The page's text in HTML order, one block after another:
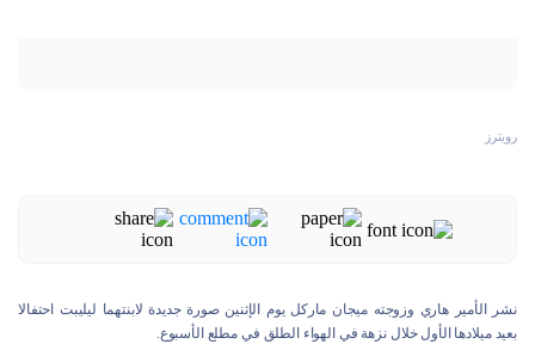
رويترز
نشر الأمير هاري وزوجته ميجان ماركل يوم الإثنين صورة جديدة لابنتهما ليليبت احتفالا
بعيد ميلادها الأول خلال نزهة في الهواء الطلق في مطلع الأسبوع.